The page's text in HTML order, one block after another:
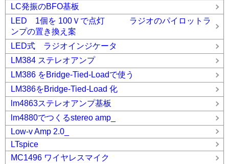
LC発振のBFO基板
LED 1個を 100Ｖで点灯 ラジオのパイロットラ
ンプの置き換え案
LED式 ラジオインジケータ
LM384 ステレオアンプ
LM386 をBridge-Tied-Loadで使う
LM386をBridge-Tied-Load 化
lm4863ステレオアンプ基板
lm4880でつくるstereo amp_
Low-v Amp 2.0_
LTspice
MC1496 ワイヤレスマイク